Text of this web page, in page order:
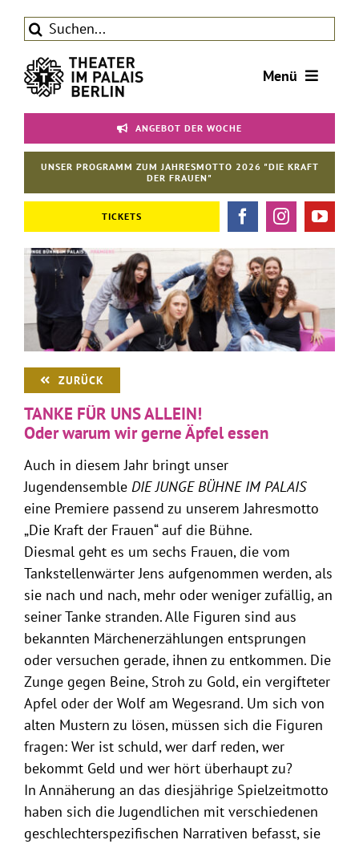
Inhalt
springen
Suche
Menü
Tickets
Theater
ANGEBOT DER WOCHE
UNSER PROGRAMM ZUM JAHRESMOTTO 2026 "DIE KRAFT
DER FRAUEN"
TICKETS
ZURÜCK
TANKE FÜR UNS ALLEIN!
Oder warum wir gerne Äpfel essen
Auch in diesem Jahr bringt unser
Jugendensemble DIE JUNGE BÜHNE IM PALAIS
eine Premiere passend zu unserem Jahresmotto
„Die Kraft der Frauen“ auf die Bühne.
Diesmal geht es um sechs Frauen, die vom
Tankstellenwärter Jens aufgenommen werden, als
sie nach und nach, mehr oder weniger zufällig, an
seiner Tanke stranden. Alle Figuren sind aus
bekannten Märchenerzählungen entsprungen
oder versuchen gerade, ihnen zu entkommen. Die
Zunge gegen Beine, Stroh zu Gold, ein vergifteter
Apfel oder der Wolf am Wegesrand. Um sich von
alten Mustern zu lösen, müssen sich die Figuren
fragen: Wer ist schuld, wer darf reden, wer
bekommt Geld und wer hört überhaupt zu?
In Annäherung an das diesjährige Spielzeitmotto
haben sich die Jugendlichen mit verschiedenen
geschlechterspezifischen Narrativen befasst, sie